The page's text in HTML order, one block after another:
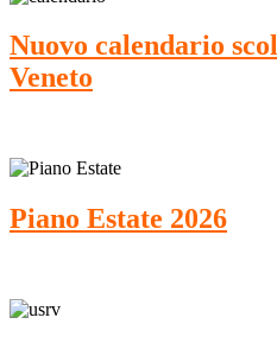
Nuovo calendario
Veneto
Piano Estate 2026